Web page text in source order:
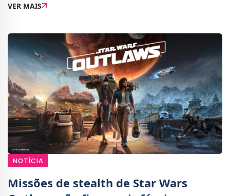
anual.O destaque principal é a chegada d
VER MAIS
NOTÍCIA
Missões de stealth de Star Wars